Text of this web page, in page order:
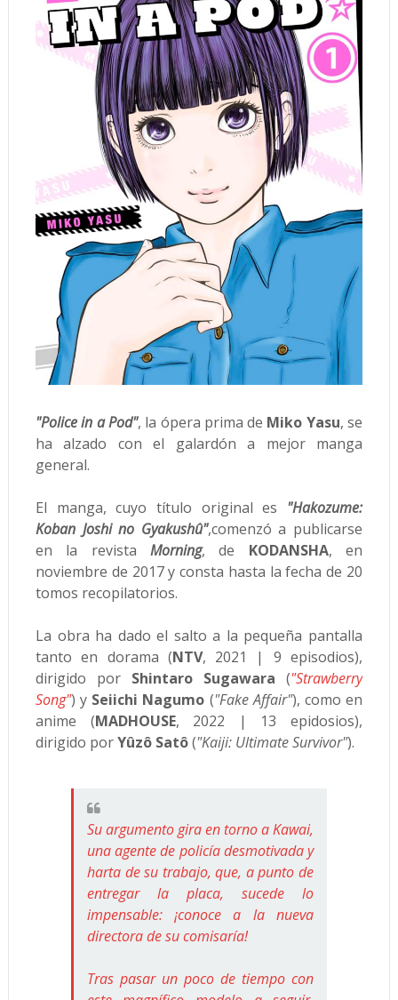
"Police in a Pod", la ópera prima de Miko Yasu,se
ha alzado con el galardón a mejor manga
general.
El manga, cuyo título original es "Hakozume:
Koban Joshi no Gyakushû",comenzó a publicarse
en la revista Morning, de KODANSHA, en
noviembre de 2017 y consta hasta la fecha de 20
tomos recopilatorios.
La obra ha dado el salto a la pequeña pantalla
tanto en dorama (NTV, 2021 | 9 episodios),
dirigido por Shintaro Sugawara ("Strawberry
Song") y Seiichi Nagumo ("Fake Affair"), como en
anime (MADHOUSE, 2022 | 13 epidosios),
dirigido porYûzô Satô("Kaiji: Ultimate Survivor").
Su argumento gira en torno a Kawai,
una agente de policía desmotivada y
harta de su trabajo, que, a punto de
entregar la placa, sucede lo
impensable: ¡conoce a la nueva
directora de su comisaría!
Tras pasar un poco de tiempo con